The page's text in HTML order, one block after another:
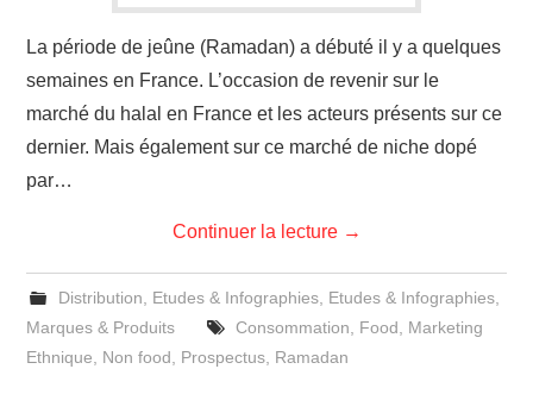
La période de jeûne (Ramadan) a débuté il y a quelques
semaines en France. L’occasion de revenir sur le
marché du halal en France et les acteurs présents sur ce
dernier. Mais également sur ce marché de niche dopé
par…
Continuer la lecture →
Distribution Etudes & Infographies, Etudes & Infographies,
Marques & Produits
Consommation Food
Marketing
Ethnique
Non food Prospectus Ramadan